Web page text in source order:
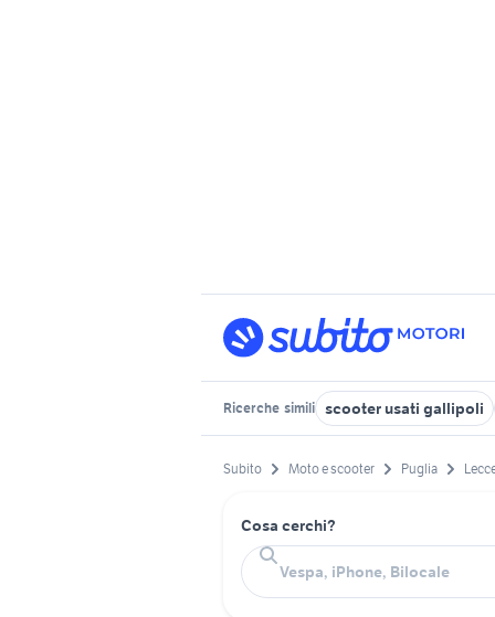
Ricerche simili scooter usati gallipoli
Subito Moto e scooter Puglia
Cosa cerchi?